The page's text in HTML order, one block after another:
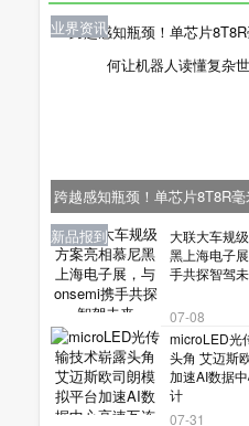
业界资讯
跨越感知瓶颈！单芯片8T8R
让机器人读懂复杂世
业界资讯
大联大车规
黑上海电子
手共探智驾
07-08
业界资讯
microLED光
头角 艾迈斯
加速AI数据
计
07-31
业界资讯
新品报到
新品报到